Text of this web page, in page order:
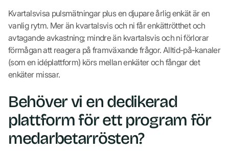
Kvartalsvisa pulsmätningar plus en djupare årlig enkät är en
vanlig rytm. Mer än kvartalsvis och ni får enkättrötthet och
avtagande avkastning; mindre än kvartalsvis och ni förlorar
förmågan att reagera på framväxande frågor. Alltid-på-kanaler
(som en idéplattform) körs mellan enkäter och fångar det
enkäter missar.
Behöver vi en dedikerad
plattform för ett program för
medarbetarrösten?